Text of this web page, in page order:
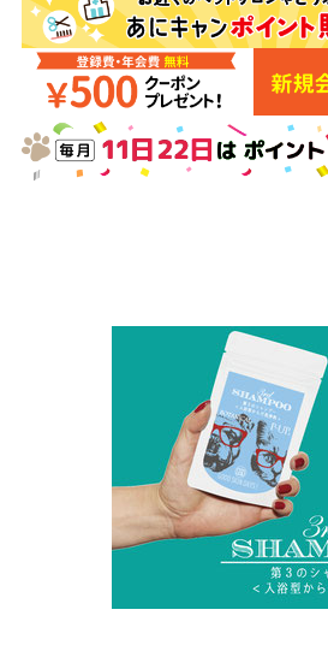
ドッグフード
美容・ケア用品
トリマーグッズ
あにまるキャンパスについて
アフターサービス
商品リクエスト